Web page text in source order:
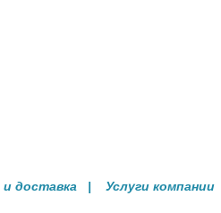
доставка | Услуги компании